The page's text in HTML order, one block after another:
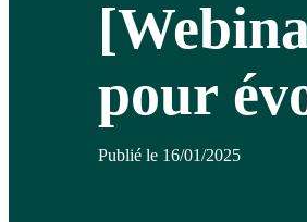
pour
Publié le 16/01/2025